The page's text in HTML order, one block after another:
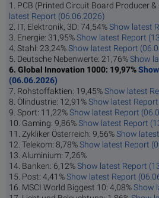
1. PCB (Printed Circuit Board Producer &
latest Report (06.06.2026)
2. IT, Elektronik, 3D: 74,54%Show latest
3. Energie: 31,95%Show latest Report
4. Stahl: 23,24%Show latest Report
5. Deutsche Nebenwerte: 21,76%Show
6. Global Innovation 1000: 19,97%
(06.06.2026)
7. Rohstoffaktien: 19,45%Show latest
8. Ölindustrie: 12,91%Show latest
9. Sport: 11,22%Show latest Report
10. Gaming: 9,86%Show latest Report
11. Zykliker Österreich: 9,56%Show
12. Telekom: 8,78%Show latest Report
13. Aluminium: 7,26%
14. Banken: 6,12%Show latest Report
15. Post: 4,41%Show latest Report
16. MSCI World Biggest 10: 4,08%Show